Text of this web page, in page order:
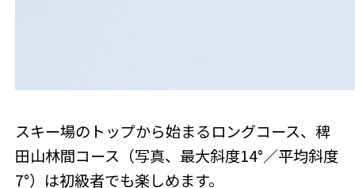
スキー場のトップから始まるロングコース、稗
田山林間コース（写真、最大斜度14°／平均斜度
7°）は初級者でも楽しめます。